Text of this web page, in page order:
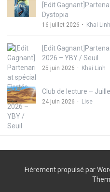
[Edit
Dystopia
16 juillet 2026 Khai Linh
[Edit
2026 – YBY / Seuil
25 juin 2026 Khai Linh
Club de lecture –
24 juin 2026 Lise
Fièrement propulsé par